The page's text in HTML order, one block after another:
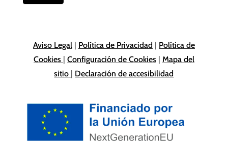
Aviso Legal| Política de Privacidad | Política de
Cookies | Configuración de Cookies| Mapa del
sitio | Declaración de accesibilidad